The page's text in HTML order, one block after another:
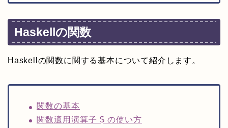
Haskellの関数
Haskellの関数に関する基本について紹介します。
関数の基本
関数適用演算子 $ の使い方